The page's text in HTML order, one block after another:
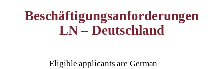
Beschäftigungsanforderungen
LN – Deutschland
Eligible applicants are German